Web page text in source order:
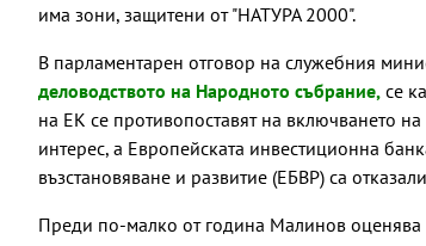
има зони, защитени от "НАТУРА 2000".
В парламентарен отговор на служебния
деловодството на Народното събрание, се
на ЕК се противопоставят на включването
интерес, а Европейската инвестиционна
възстановяване и развитие (ЕБВР) са
Преди по-малко от година Малинов оценява